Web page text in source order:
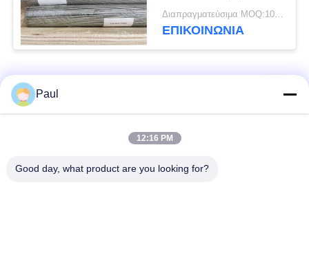
φραγμών SS
Διαπραγματεύσιμα MOQ:100 κιλά
ΕΠΙΚΟΙΝΩΝΊΑ
Λαϊκή κατηγορία
Σκληραίνοντας
Paul
12:16 PM
Good day, what product are you looking for?